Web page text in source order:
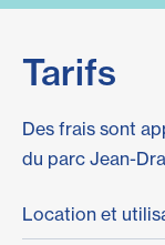
Tarifs
Des frais sont
du parc Jean-
Location et